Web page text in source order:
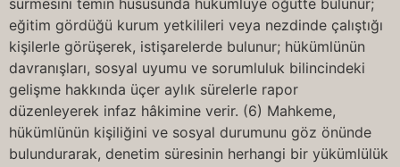
sürmesini temin hususunda hükümlüye öğütte bulunur;
eğitim gördüğü kurum yetkilileri veya nezdinde çalıştığı
kişilerle görüşerek, istişarelerde bulunur; hükümlünün
davranışları, sosyal uyumu ve sorumluluk bilincindeki
gelişme hakkında üçer aylık sürelerle rapor
düzenleyerek infaz hâkimine verir. (6) Mahkeme,
hükümlünün kişiliğini ve sosyal durumunu göz önünde
bulundurarak, denetim süresinin herhangi bir yükümlülük